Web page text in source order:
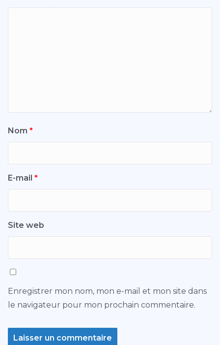
Nom *
E-mail *
Site web
Enregistrer mon nom, mon e-mail et mon site dans
le navigateur pour mon prochain commentaire.